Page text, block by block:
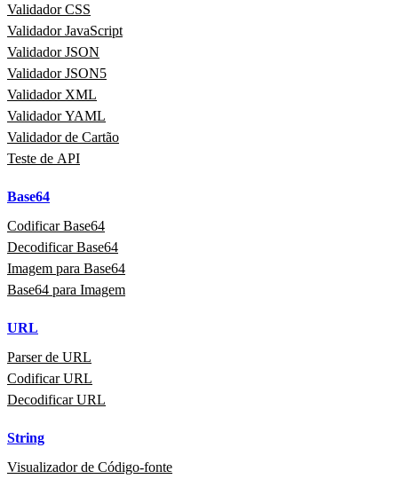
Validador CSS
Validador JavaScript
Validador JSON
Validador JSON5
Validador XML
Validador YAML
Validador de Cartão
Teste de API
Base64
Codificar Base64
Decodificar Base64
Imagem para Base64
Base64 para Imagem
URL
Parser de URL
Codificar URL
Decodificar URL
String
Visualizador de Código‑fonte